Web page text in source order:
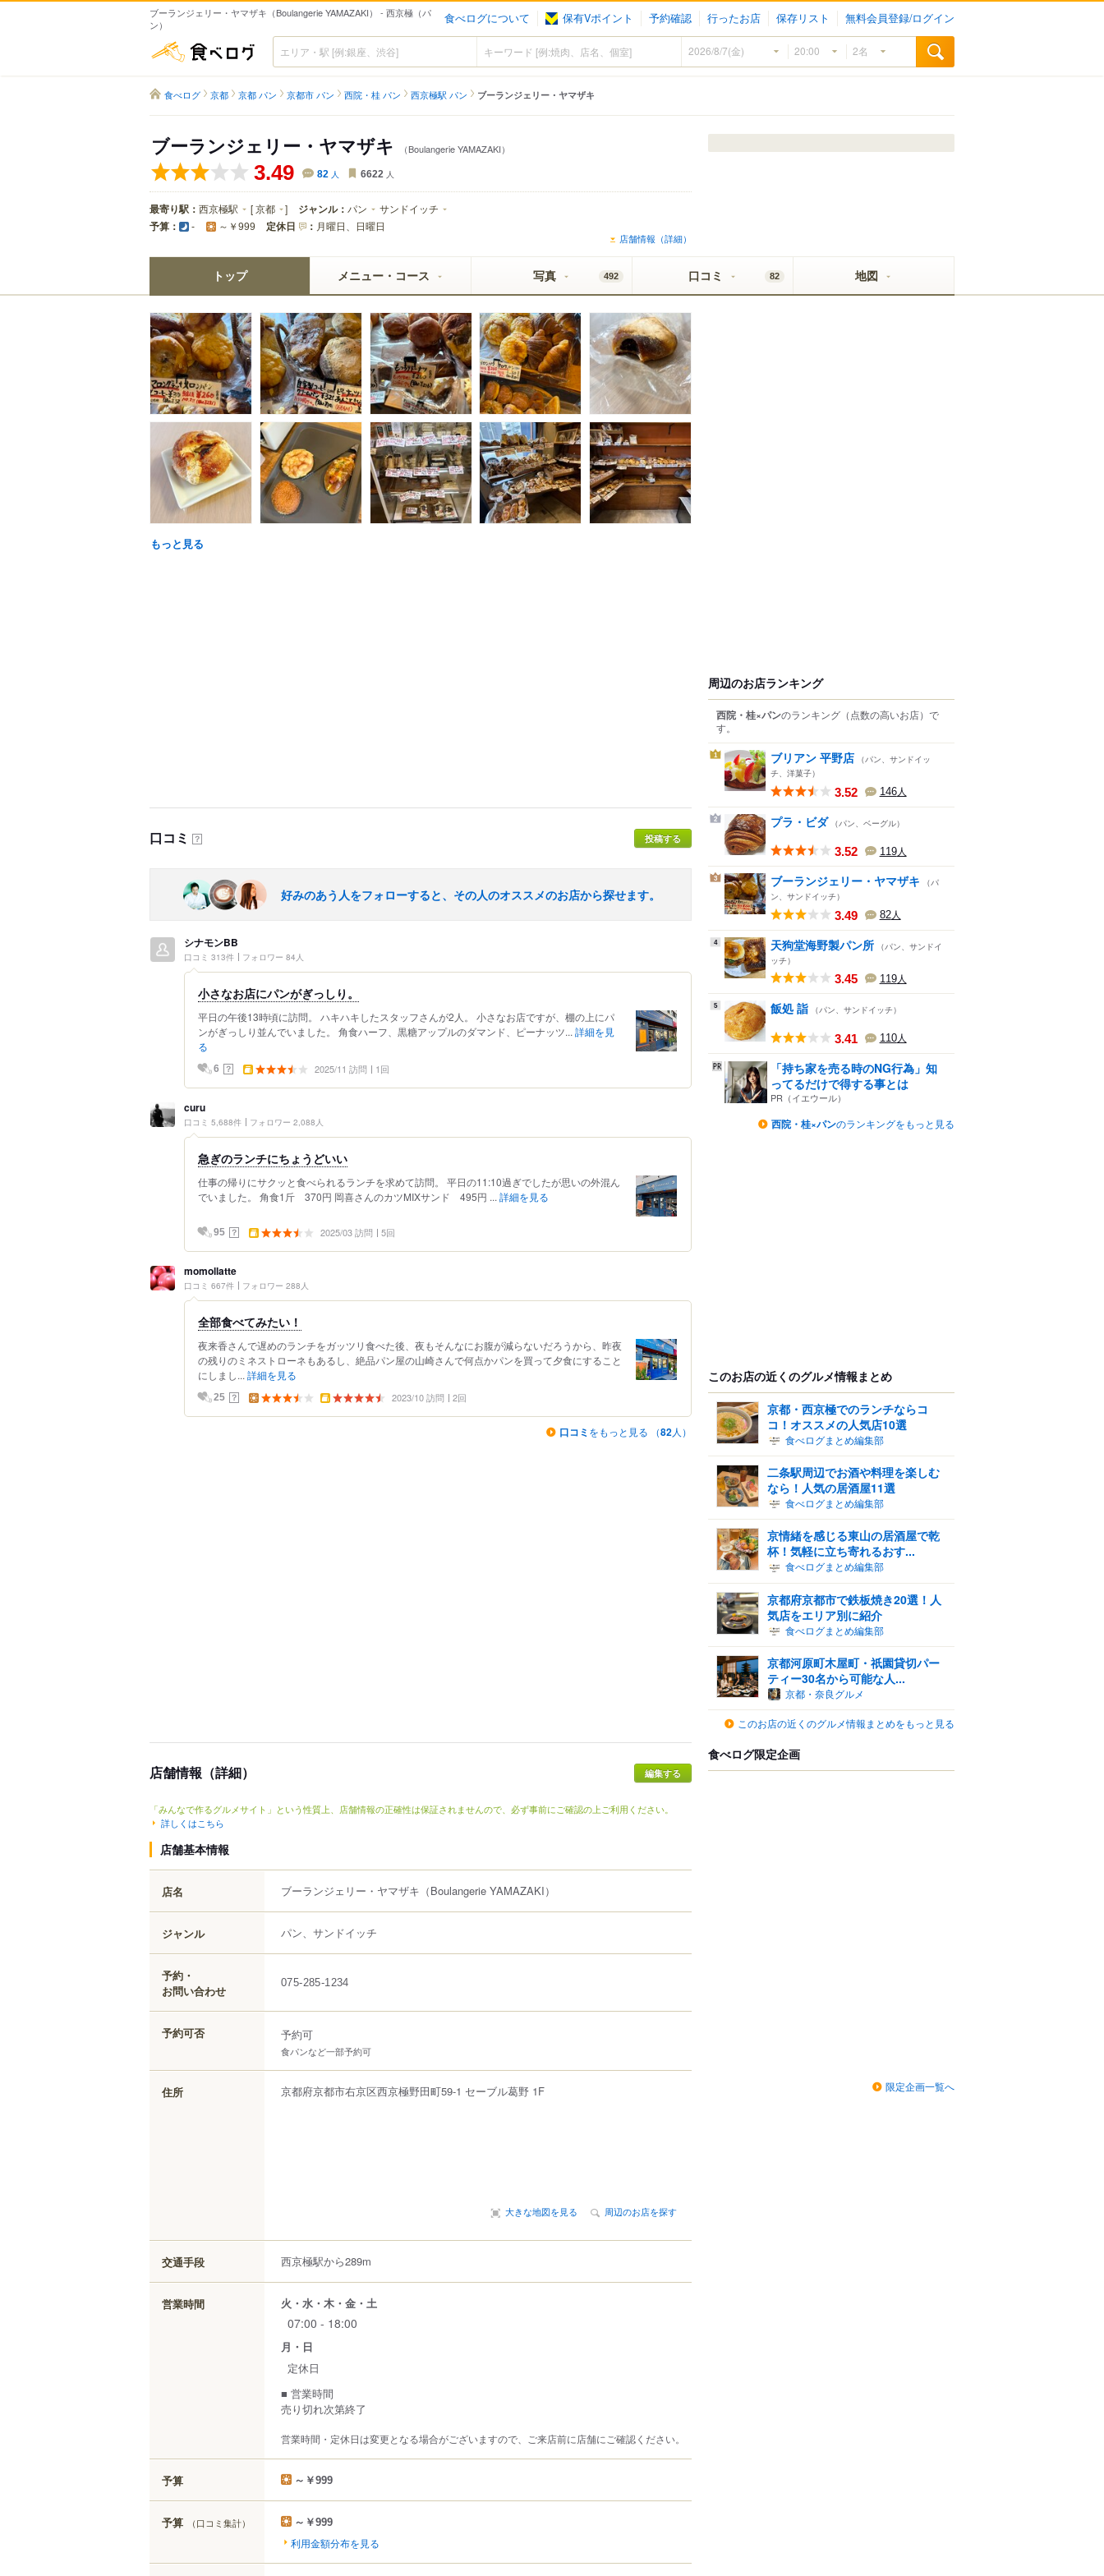
ブーランジェリー・ヤマザキ（Boulangerie YAMAZAKI） - 西京極（パ
ン）
食べログについて 保有Vポイント 予約確認 行ったお店 保存リスト 無料会員登録/ログイン
食べログ
食べログ 京都 京都 パン 京都市 パン 西院・桂 パン 西京極駅 パン ブーランジェリー・ヤマザキ
ブーランジェリー・ヤマザキ （Boulangerie YAMAZAKI）
3.49 82 人 6622 人
最寄り駅： 西京極駅 [京都 ] ジャンル： パン サンドイッチ
予算： - ～￥999 定休日 ： 月曜日、日曜日
店舗情報（詳細）
トップ メニュー・コース 写真 492 口コミ 82 地図
もっと見る
口コミ ？ 投稿する
好みのあう人をフォローすると、その人のオススメのお店から探せます。
シナモンBB
口コミ 313件 フォロワー 84人
小さなお店にパンがぎっしり。
平日の午後13時頃に訪問。 ハキハキしたスタッフさんが2人。 小さなお店ですが、棚の上にパ
ンがぎっしり並んでいました。 角食ハーフ、黒糖アップルのダマンド、ピーナッツ... 詳細を見
る
6 ？ 2025/11 訪問 1回
curu
口コミ 5,688件 フォロワー 2,088人
急ぎのランチにちょうどいい
仕事の帰りにサクッと食べられるランチを求めて訪問。 平日の11:10過ぎでしたが思いの外混ん
でいました。 角食1斤 370円 岡喜さんのカツMIXサンド 495円 ... 詳細を見る
95 ？ 2025/03 訪問 5回
momollatte
口コミ 667件 フォロワー 288人
全部食べてみたい！
夜来香さんで遅めのランチをガッツリ食べた後、夜もそんなにお腹が減らないだろうから、昨夜
の残りのミネストローネもあるし、絶品パン屋の山崎さんで何点かパンを買って夕食にすること
にしまし... 詳細を見る
25 ？ 2023/10 訪問 2回
口コミ をもっと見る （82人）
店舗情報（詳細）
「みんなで作るグルメサイト」という性質上、店舗情報の正確性は保証されませんので、必ず事前にご確認の上ご利用ください。
詳しくはこちら
店舗基本情報
店名 ブーランジェリー・ヤマザキ （Boulangerie YAMAZAKI）
ジャンル パン、サンドイッチ
予約・
お問い合わせ
075-285-1234
予約可否 予約可
食パンなど一部予約可
住所 京都府京都市右京区西京極野田町59-1 セーブル葛野 1F
大きな地図を見る 周辺のお店を探す
交通手段 西京極駅から289m
営業時間 火・水・木・金・土
07:00 - 18:00
月・日
定休日
■ 営業時間
売り切れ次第終了
営業時間・定休日は変更となる場合がございますので、ご来店前に店舗にご確認ください。
予算 ～￥999
予算 （口コミ集計） ～￥999
利用金額分布を見る
周辺のお店ランキング
西院・桂×パンのランキング （点数の高いお店） で
す。
1 ブリアン 平野店 （パン、サンドイッ
チ、洋菓子）
3.52 146人
2 プラ・ビダ （パン、ベーグル）
3.52 119人
3 ブーランジェリー・ヤマザキ
（パ
ン、サンドイッチ）
3.49 82人
4 天狗堂海野製パン所 （パン、サンドイ
ッチ）
3.45 119人
5 飯処 詣 （パン、サンドイッチ）
3.41 110人
「持ち家を売る時のNG行為」知
ってるだけで得する事とは
PR（イエウール）
西院・桂×パンのランキングをもっと見る
このお店の近くのグルメ情報まとめ
京都・西京極でのランチならコ
コ！オススメの人気店10選
食べログまとめ編集部
二条駅周辺でお酒や料理を楽しむ
なら！人気の居酒屋11選
食べログまとめ編集部
京情緒を感じる東山の居酒屋で乾
杯！気軽に立ち寄れるおす...
食べログまとめ編集部
京都府京都市で鉄板焼き20選！人
気店をエリア別に紹介
食べログまとめ編集部
京都河原町木屋町・祇園貸切パー
ティー30名から可能な人...
京都・奈良グルメ
このお店の近くのグルメ情報まとめをもっと見る
食べログ限定企画
限定企画一覧へ